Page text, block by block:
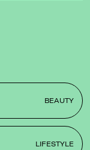
BEAUTY
LIFESTYLE